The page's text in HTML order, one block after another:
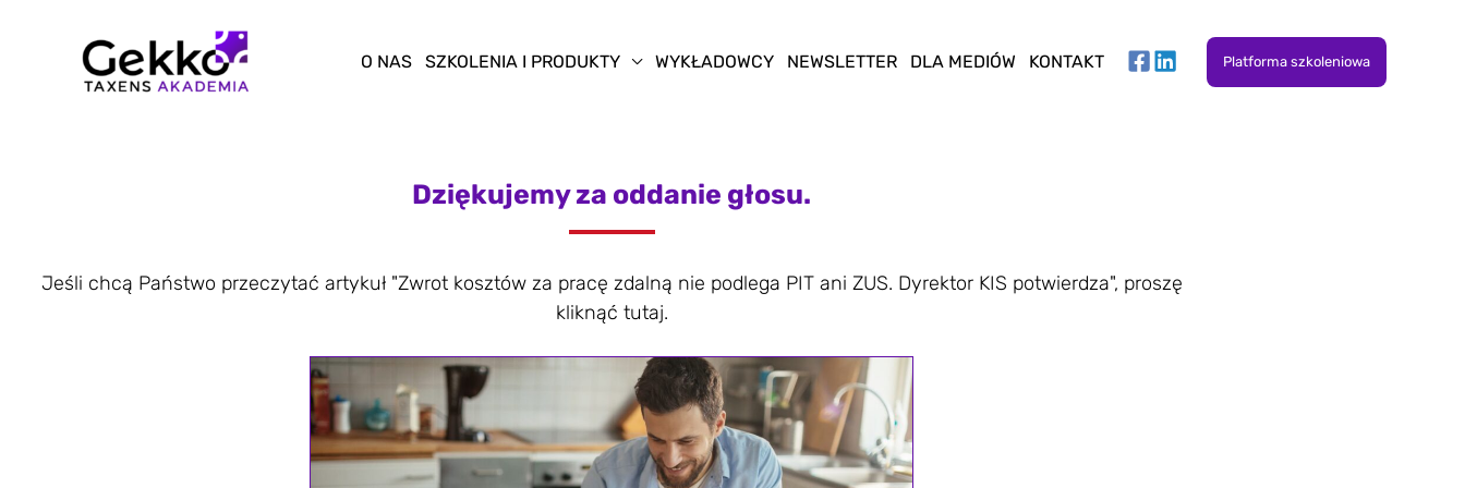
O NAS SZKOLENIA I PRODUKTY WYKŁADOWCY NEWSLETTER DLA MEDIÓW KONTAKT Platforma szkoleniowa
Dziękujemy za oddanie głosu.
Jeśli chcą Państwo przeczytać artykuł "Zwrot kosztów za pracę zdalną nie podlega PIT ani ZUS. Dyrektor KIS potwierdza", proszę
kliknąć tutaj.